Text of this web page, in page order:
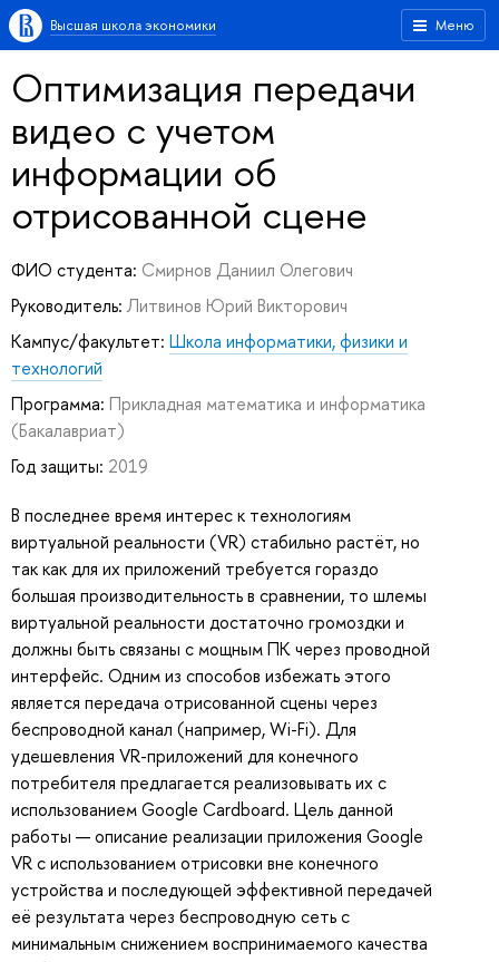
Меню
Высшая школа экономики
Оптимизация передачи
видео с учетом
информации об
отрисованной сцене
ФИО студента: Смирнов Даниил Олегович
Руководитель:Литвинов Юрий Викторович
Кампус/факультет: Школа информатики, физики и
технологий
Программа: Прикладная математика и информатика
(Бакалавриат)
Год защиты: 2019
В последнее время интерес к технологиям
виртуальной реальности (VR) стабильно растёт, но
так как для их приложений требуется гораздо
большая производительность в сравнении, то шлемы
виртуальной реальности достаточно громоздки и
должны быть связаны с мощным ПК через проводной
интерфейс. Одним из способов избежать этого
является передача отрисованной сцены через
беспроводной канал (например, Wi-Fi). Для
удешевления VR-приложений для конечного
потребителя предлагается реализовывать их с
использованием Google Cardboard. Цель данной
работы — описание реализации приложения Google
VR с использованием отрисовки вне конечного
устройства и последующей эффективной передачей
её результата через беспроводную сеть с
минимальным снижением воспринимаемого качества